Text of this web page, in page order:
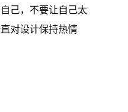
己，不要让自己太
对设计保持热情